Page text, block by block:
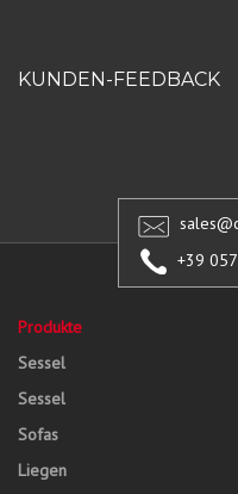
KUNDEN-FEEDBACK
+39
Produkte
Sessel
Sessel
Sofas
Liegen